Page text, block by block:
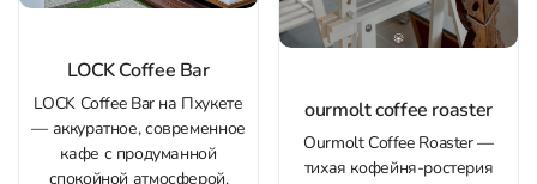
LOCK Coffee Bar
LOCK Coffee Bar на Пхукете
— аккуратное, современное
кафе с продуманной
спокойной атмосферой.
ourmolt coffee roaster
Ourmolt Coffee Roaster —
тихая кофейня-ростерия